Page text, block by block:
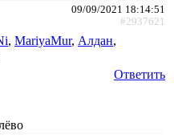
09/09/2021 18:14:51
#2937621
, MariyaMur, Алдан,
Ответить